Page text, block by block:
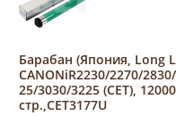
Барабан (Япония, Long
CANONiR2230/2270/
25/3030/3225 (CET),
стр.,CET3177U